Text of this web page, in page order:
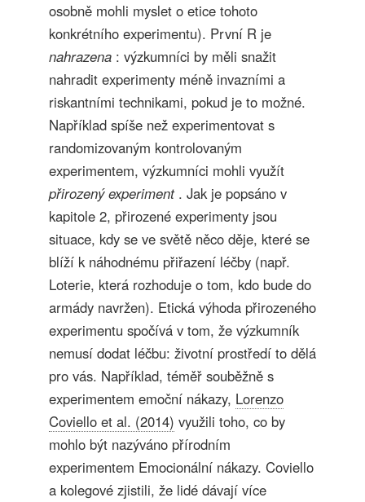
osobně mohli myslet o etice tohoto
konkrétního experimentu). První R je
nahrazena : výzkumníci by měli snažit
nahradit experimenty méně invazními a
riskantními technikami, pokud je to možné.
Například spíše než experimentovat s
randomizovaným kontrolovaným
experimentem, výzkumníci mohli využít
přirozený experiment. Jak je popsáno v
kapitole 2, přirozené experimenty jsou
situace, kdy se ve světě něco děje, které se
blíží k náhodnému přiřazení léčby (např.
Loterie, která rozhoduje o tom, kdo bude do
armády navržen). Etická výhoda přirozeného
experimentu spočívá v tom, že výzkumník
nemusí dodat léčbu: životní prostředí to dělá
pro vás. Například, téměř souběžně s
experimentem emoční nákazy, Lorenzo
Coviello et al. (2014) využili toho, co by
mohlo být nazýváno přírodním
experimentem Emocionální nákazy. Coviello
a kolegové zjistili, že lidé dávají více